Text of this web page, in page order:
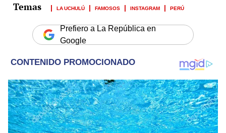
LA UCHULÚ FAMOSOS INSTAGRAM PERÚ
Prefiero a La República en
Google